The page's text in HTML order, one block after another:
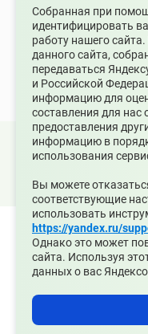
информационных
(Роскомнадзор) 10
Возрастной ценз
12+
Собранная при
идентифицировать
работу нашего
данного сайта,
передаваться
и Российской
информацию для
составления для нас
предоставления
информацию в
использования
Вы можете
соответствующие
использовать
https://yandex.ru/
Однако это может
сайта. Используя
данных о вас
© 2026